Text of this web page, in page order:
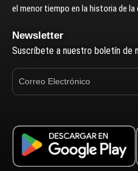
el menor tiempo en la historia de
Newsletter
Suscríbete a nuestro boletín de